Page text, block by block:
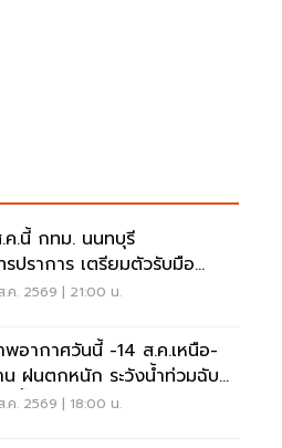
ค.นี้ กทม. นนทบุรี
รปราการ เตรียมตัวรับมือ
าดับ' หลายจุด
ค. 2569 | 21:00 น.
พอากาศวันนี้ -14 ส.ค.เหนือ-
น ฝนตกหนัก ระวังน้ำท่วมฉับ
น้ำป่าไหลหลาก
ค. 2569 | 18:00 น.